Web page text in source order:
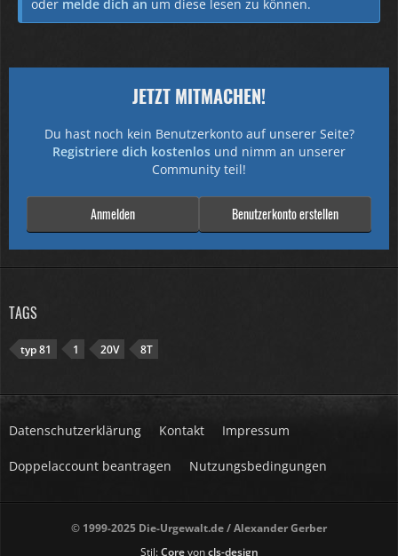
oder melde dich an um diese lesen zu können.
JETZT MITMACHEN!
Du hast noch kein Benutzerkonto auf unserer Seite?
Registriere dich kostenlos und nimm an unserer
Community teil!
Benutzerkonto erstellen
Anmelden
TAGS
typ 81 1 20V 8T
Datenschutzerklärung Kontakt Impressum
Doppelaccount beantragen Nutzungsbedingungen
© 1999-2025 Die-Urgewalt.de / Alexander Gerber
Stil:Corevoncls-design